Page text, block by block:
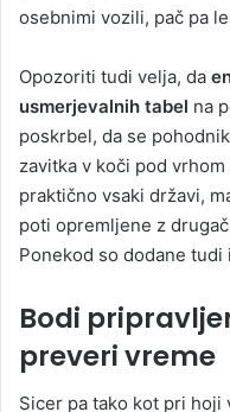
osebnimi vozili, pač pa
Opozoriti tudi velja, da
usmerjevalnih tabel na
poskrbel, da se
zavitka v koči pod
praktično vsaki državi,
poti opremljene z
Ponekod so dodane
Bodi
preveri vreme
Sicer pa tako kot pri